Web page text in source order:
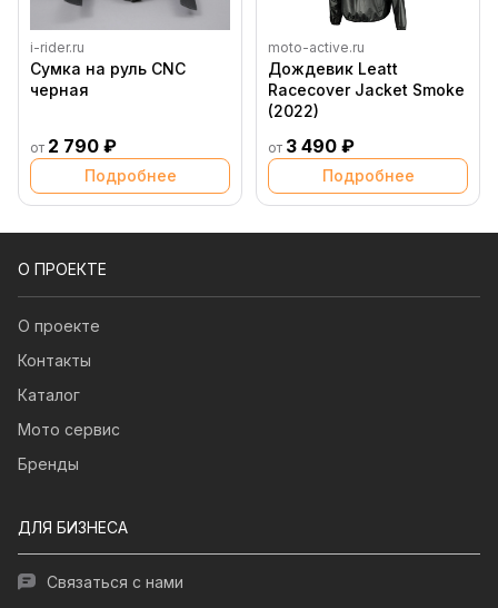
i-rider.ru
Сумка на руль CNC
черная
от 2 790 ₽
Подробнее
moto-active.ru
Дождевик Leatt
Racecover Jacket Smoke
(2022)
от 3 490 ₽
Подробнее
О ПРОЕКТЕ
О проекте
Контакты
Каталог
Мото сервис
Бренды
ДЛЯ БИЗНЕСА
Связаться с нами